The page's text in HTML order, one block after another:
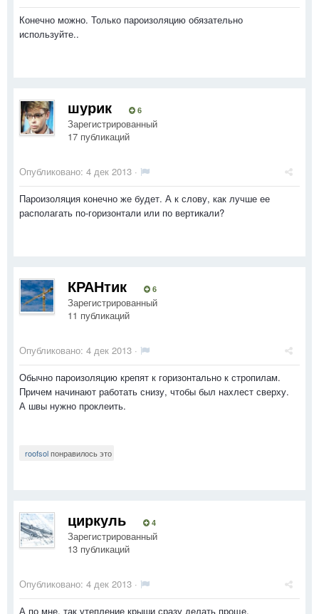
Конечно можно. Только пароизоляцию обязательно
используйте..
шурик 6
Зарегистрированный
17 публикаций
Опубликовано: 4 дек 2013 ·
Пароизоляция конечно же будет. А к слову, как лучше ее
располагать по-горизонтали или по вертикали?
КРАНтик 6
Зарегистрированный
11 публикаций
Опубликовано: 4 дек 2013 ·
Обычно пароизоляцию крепят к горизонтально к стропилам.
Причем начинают работать снизу, чтобы был нахлест сверху.
А швы нужно проклеить.
roofsolпонравилось это
циркуль 4
Зарегистрированный
13 публикаций
Опубликовано: 4 дек 2013 ·
А по мне, так утепление крыши сразу делать проще.